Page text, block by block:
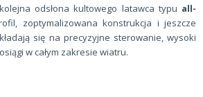
odsłona kultowego latawca typu all-
zoptymalizowana konstrukcja i jeszcze
się na precyzyjne sterowanie, wysoki
w całym zakresie wiatru.